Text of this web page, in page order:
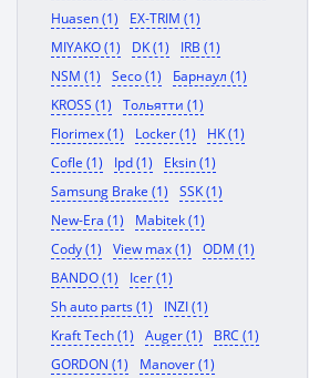
Huasen (1)
EX-TRIM (1)
MIYAKO (1)
DK (1)
IRB (1)
NSM (1)
Seco (1)
Барнаул (1)
KROSS (1)
Тольятти (1)
Florimex (1)
Locker (1)
HK (1)
Cofle (1)
Ipd (1)
Eksin (1)
Samsung Brake (1)
SSK (1)
New-Era (1)
Mabitek (1)
Cody (1)
View max (1)
ODM (1)
BANDO (1)
Icer (1)
Sh auto parts (1)
INZI (1)
Kraft Tech (1)
Auger (1)
BRC (1)
GORDON (1)
Manover (1)